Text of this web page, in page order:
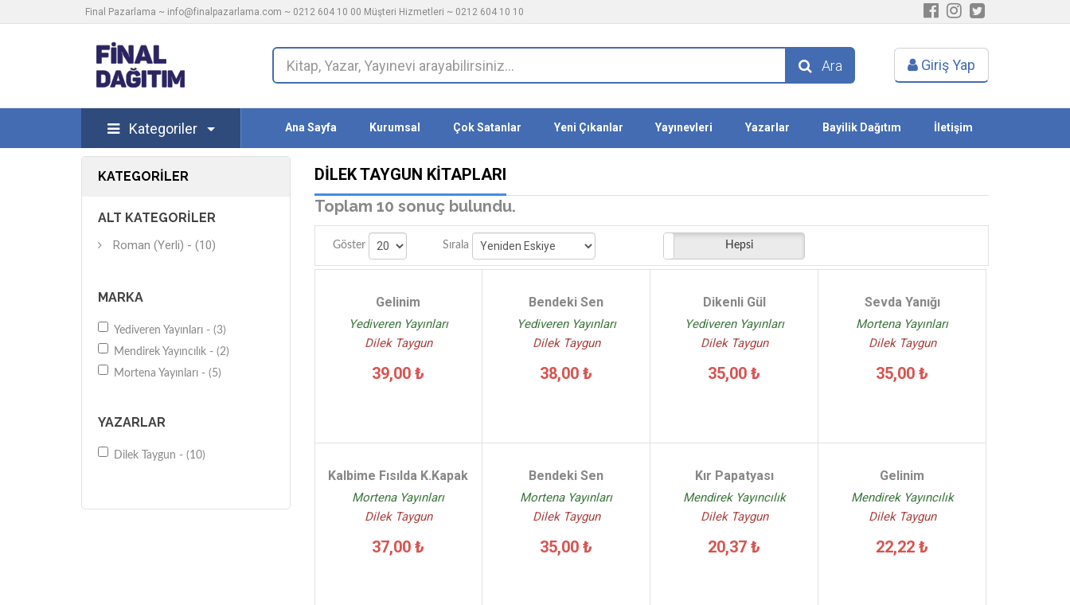
Final Pazarlama ~ info@finalpazarlama.com ~ 0212 604 10 00 Müşteri Hizmetleri ~ 0212 604 10 10
Ara Giriş Yap
Kategoriler Ana Sayfa Kurumsal Çok Satanlar Yeni Çıkanlar Yayınevleri Yazarlar Bayilik Dağıtım İletişim
KATEGORILER
ALT KATEGORILER
Roman (Yerli) - (10)
MARKA
Yediveren Yayınları - (3)
Mendirek Yayıncılık - (2)
Mortena Yayınları - (5)
YAZARLAR
Dilek Taygun - (10)
DILEK TAYGUN KITAPLARI
Toplam 10 sonuç bulundu.
Göster Sırala Stoktakiler Hepsi
Gelinim
Yediveren Yayınları
Dilek Taygun
39,00 ₺
Bendeki Sen
Yediveren Yayınları
Dilek Taygun
38,00 ₺
Dikenli Gül
Yediveren Yayınları
Dilek Taygun
35,00 ₺
Sevda Yanığı
Mortena Yayınları
Dilek Taygun
35,00 ₺
Kalbime Fısılda K.Kapak
Mortena Yayınları
Dilek Taygun
37,00 ₺
Bendeki Sen
Mortena Yayınları
Dilek Taygun
35,00 ₺
Kır Papatyası
Mendirek Yayıncılık
Dilek Taygun
20,37 ₺
Gelinim
Mendirek Yayıncılık
Dilek Taygun
22,22 ₺